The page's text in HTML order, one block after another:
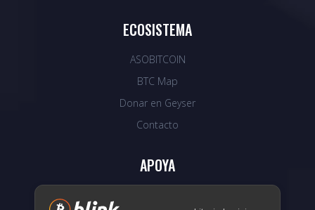
ECOSISTEMA
ASOBITCOIN
BTC Map
Donar en Geyser
Contacto
APOYA